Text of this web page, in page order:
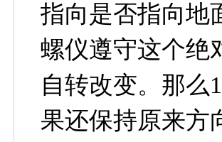
指向是否指向地
螺仪遵守这个绝
自转改变。那么
果还保持原来方